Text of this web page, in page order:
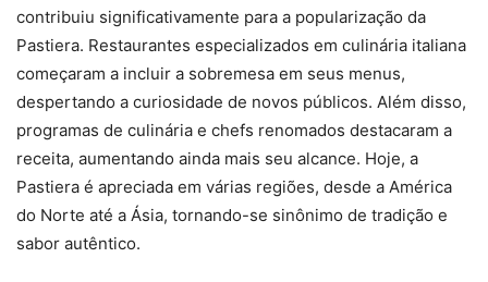
contribuiu significativamente para a popularização da
Pastiera. Restaurantes especializados em culinária italiana
começaram a incluir a sobremesa em seus menus,
despertando a curiosidade de novos públicos. Além disso,
programas de culinária e chefs renomados destacaram a
receita, aumentando ainda mais seu alcance. Hoje, a
Pastiera é apreciada em várias regiões, desde a América
do Norte até a Ásia, tornando-se sinônimo de tradição e
sabor autêntico.